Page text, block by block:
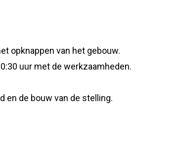
opknappen van het gebouw.
uur met de werkzaamheden.
en de bouw van de stelling.